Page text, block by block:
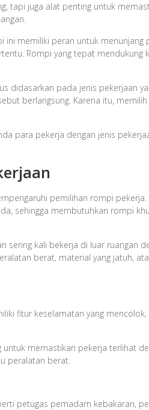
tapi juga alat penting untuk
ini memiliki peran untuk menunjang
Rompi yang tepat mendukung
didasarkan pada jenis pekerjaan
berlangsung. Karena itu,
para pekerja dengan jenis
pemilihan rompi pekerja.
sehingga membutuhkan rompi
sering kali bekerja di luar ruangan
berat, material yang jatuh,
fitur keselamatan yang
memastikan pekerja terlihat
peralatan berat.
petugas pemadam kebakaran,